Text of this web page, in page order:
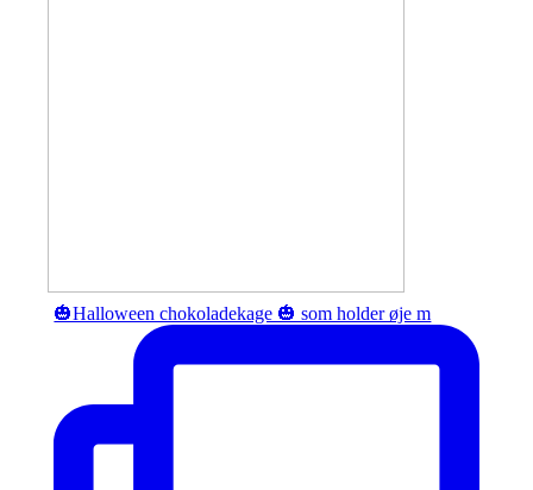
🎃Halloween chokoladekage 🎃 som holder øje m